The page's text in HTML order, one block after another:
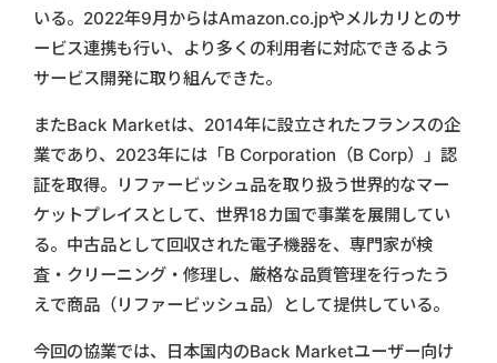
いる。2022年9月からはAmazon.co.jpやメルカリとのサ
ービス連携も行い、より多くの利用者に対応できるよう
サービス開発に取り組んできた。
またBack Marketは、2014年に設立されたフランスの企
業であり、2023年には「B Corporation（B Corp）」認
証を取得。リファービッシュ品を取り扱う世界的なマー
ケットプレイスとして、世界18カ国で事業を展開してい
る。中古品として回収された電子機器を、専門家が検
査・クリーニング・修理し、厳格な品質管理を行ったう
えで商品（リファービッシュ品）として提供している。
今回の協業では、日本国内のBack Marketユーザー向け